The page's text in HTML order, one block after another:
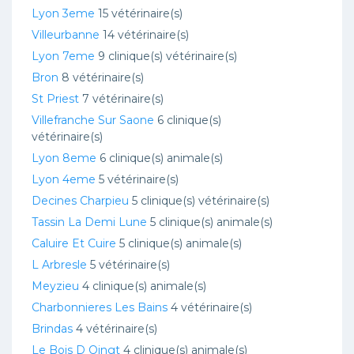
Lyon 3eme 15 vétérinaire(s)
Villeurbanne 14 vétérinaire(s)
Lyon 7eme 9 clinique(s) vétérinaire(s)
Bron 8 vétérinaire(s)
St Priest 7 vétérinaire(s)
Villefranche Sur Saone 6 clinique(s)
vétérinaire(s)
Lyon 8eme 6 clinique(s) animale(s)
Lyon 4eme 5 vétérinaire(s)
Decines Charpieu 5 clinique(s) vétérinaire(s)
Tassin La Demi Lune 5 clinique(s) animale(s)
Caluire Et Cuire 5 clinique(s) animale(s)
L Arbresle 5 vétérinaire(s)
Meyzieu 4 clinique(s) animale(s)
Charbonnieres Les Bains 4 vétérinaire(s)
Brindas 4 vétérinaire(s)
Le Bois D Oingt 4 clinique(s) animale(s)